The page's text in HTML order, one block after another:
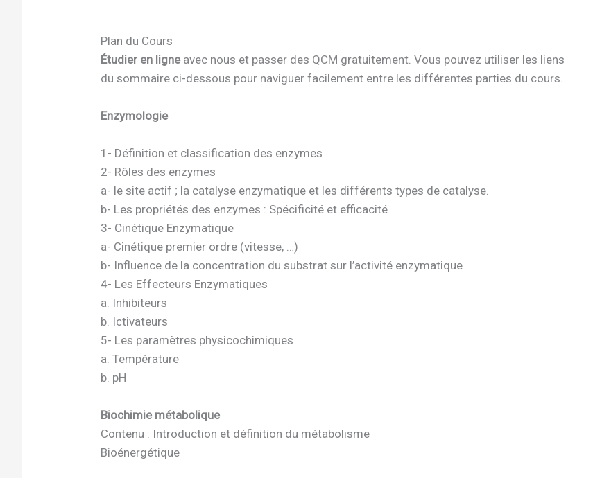
Plan du Cours
Étudier en ligneavec nous et passer des QCM gratuitement. Vous pouvez utiliser les liens
du sommaire ci-dessous pour naviguer facilement entre les différentes parties du cours.
Enzymologie
1- Définition et classification des enzymes
2- Rôles des enzymes
a- le site actif ; la catalyse enzymatique et les différents types de catalyse.
b- Les propriétés des enzymes : Spécificité et efficacité
3- Cinétique Enzymatique
a- Cinétique premier ordre (vitesse, …)
b- Influence de la concentration du substrat sur l’activité enzymatique
4- Les Effecteurs Enzymatiques
a. Inhibiteurs
b. Ictivateurs
5- Les paramètres physicochimiques
a. Température
b. pH
Biochimie métabolique
Contenu : Introduction et définition du métabolisme
Bioénergétique